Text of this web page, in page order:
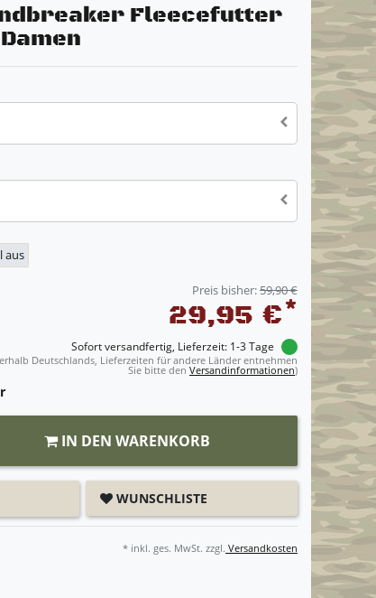
Fleecefutter
aus
Preis bisher:59,90 €
29,95 €*
Sofort versandfertig, Lieferzeit: 1-3 Tage
Deutschlands, Lieferzeiten für andere Länder entnehmen
Sie bitte den Versandinformationen)
IN DEN WARENKORB
WUNSCHLISTE
* inkl. ges. MwSt. zzgl. Versandkosten